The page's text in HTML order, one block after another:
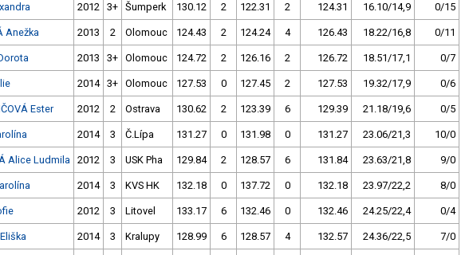
2012 3+ Šumperk 130.12 2 122.31 2 124.31 16.10/14,9 0/15
Anežka 2013 2 Olomouc 124.43 2 124.24 4 126.43 18.22/16,8 0/11
2013 3+ Olomouc 124.72 2 126.16 2 126.72 18.51/17,1 0/7
2014 3+ Olomouc 127.53 0 127.45 2 127.53 19.32/17,9 0/6
Ester 2012 2 Ostrava 130.62 2 123.39 6 129.39 21.18/19,6 0/5
2014 3 Č.Lípa 131.27 0 131.98 0 131.27 23.06/21,3 10/0
Alice Ludmila 2012 3 USK Pha 129.84 2 128.57 6 131.84 23.63/21,8 9/0
2014 3 KVS HK 132.18 0 137.72 0 132.18 23.97/22,2 8/0
2012 3 Litovel 133.17 6 132.46 0 132.46 24.25/22,4 0/4
2014 3 Kralupy 128.99 6 128.57 4 132.57 24.36/22,5 7/0